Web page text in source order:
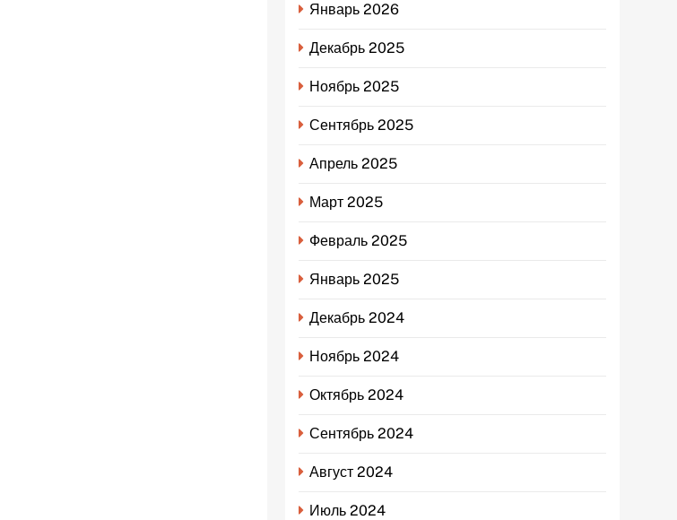
Январь 2026
Декабрь 2025
Ноябрь 2025
Сентябрь 2025
Апрель 2025
Март 2025
Февраль 2025
Январь 2025
Декабрь 2024
Ноябрь 2024
Октябрь 2024
Сентябрь 2024
Август 2024
Июль 2024